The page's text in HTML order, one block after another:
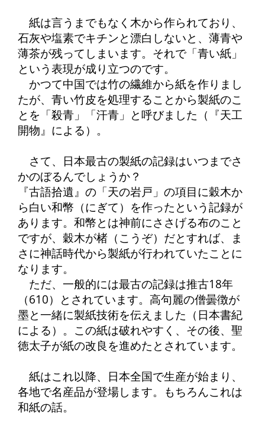
紙は言うまでもなく木から作られており、
石灰や塩素でキチンと漂白しないと、薄青や
薄茶が残ってしまいます。それで「青い紙」
という表現が成り立つのです。
かつて中国では竹の繊維から紙を作りまし
たが、青い竹皮を処理することから製紙のこ
とを「殺青」「汗青」と呼びました（『天工
開物』による）。
さて、日本最古の製紙の記録はいつまでさ
かのぼるんでしょうか？
『古語拾遺』の「天の岩戸」の項目に穀木か
ら白い和幣（にぎて）を作ったという記録が
あります。和幣とは神前にささげる布のこと
ですが、穀木が楮（こうぞ）だとすれば、ま
さに神話時代から製紙が行われていたことに
なります。
ただ、一般的には最古の記録は推古18年
（610）とされています。高句麗の僧曇徴が
墨と一緒に製紙技術を伝えました（日本書紀
による）。この紙は破れやすく、その後、聖
徳太子が紙の改良を進めたとされています。
紙はこれ以降、日本全国で生産が始まり、
各地で名産品が登場します。もちろんこれは
和紙の話。